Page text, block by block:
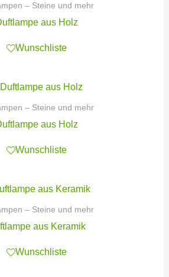
– Steine und mehr
aus Holz
Wunschliste
– Steine und mehr
aus Holz
Wunschliste
– Steine und mehr
aus Keramik
Wunschliste